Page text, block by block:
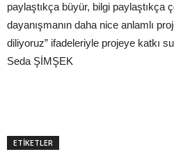
paylaştıkça büyür, bilgi paylaştıkça
dayanışmanın daha nice anlamlı
diliyoruz” ifadeleriyle projeye katkı
Seda ŞİMŞEK
ETİKETLER